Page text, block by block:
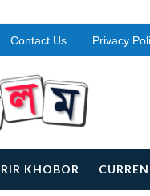
Contact Us Privacy
KHOBOR